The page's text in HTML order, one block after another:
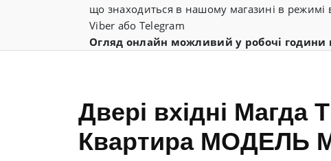
що знаходиться в нашому магазині в режимі
Viber або Telegram
Огляд онлайн можливий у робочі години
Двері вхідні Магда
Квартира МОДЕЛЬ